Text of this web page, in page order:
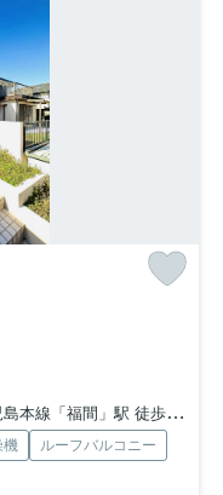
線「福間」駅 徒歩24分車8分 2.7km
機
ルーフバルコニー